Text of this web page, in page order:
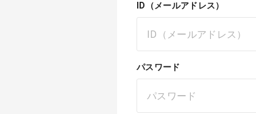
ID（メールアドレス）
パスワード